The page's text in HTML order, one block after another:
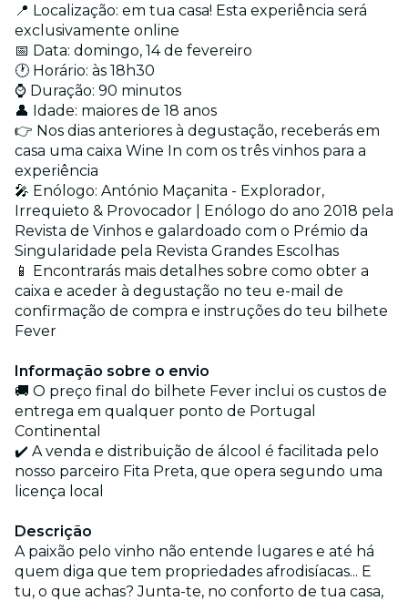
📍 Localização: em tua casa! Esta experiência será
exclusivamente online
📅 Data: domingo, 14 de fevereiro
🕐 Horário: às 18h30
⌚ Duração: 90 minutos
👤 Idade: maiores de 18 anos
👉 Nos dias anteriores à degustação, receberás em
casa uma caixa Wine In com os três vinhos para a
experiência
🎤 Enólogo: António Maçanita - Explorador,
Irrequieto & Provocador | Enólogo do ano 2018 pela
Revista de Vinhos e galardoado com o Prémio da
Singularidade pela Revista Grandes Escolhas
📱 Encontrarás mais detalhes sobre como obter a
caixa e aceder à degustação no teu e-mail de
confirmação de compra e instruções do teu bilhete
Fever
Informação sobre o envio
🚚 O preço final do bilhete Fever inclui os custos de
entrega em qualquer ponto de Portugal
Continental
✔️ A venda e distribuição de álcool é facilitada pelo
nosso parceiro Fita Preta, que opera segundo uma
licença local
Descrição
A paixão pelo vinho não entende lugares e até há
quem diga que tem propriedades afrodisíacas... E
tu, o que achas? Junta-te, no conforto de tua casa,